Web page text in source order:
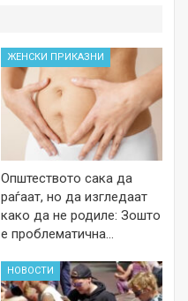
ЖЕНСКИ ПРИКАЗНИ
Општеството сака да
раѓаат, но да изгледаат
како да не родиле: Зошто
е проблематична…
НОВОСТИ